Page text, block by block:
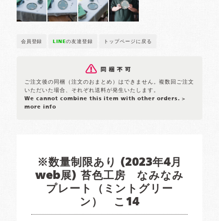
会員登録 LINEの友達登録 トップページに戻る
ご注文後の同梱（注文のおまとめ）はできません。複数回ご注文
いただいた場合、それぞれ送料が発生いたします。
We cannot combine this item with other orders. >
more info
※数量制限あり (2023年4月
web展) 苔色工房 なみなみ
プレート（ミントグリー
ン） こ14